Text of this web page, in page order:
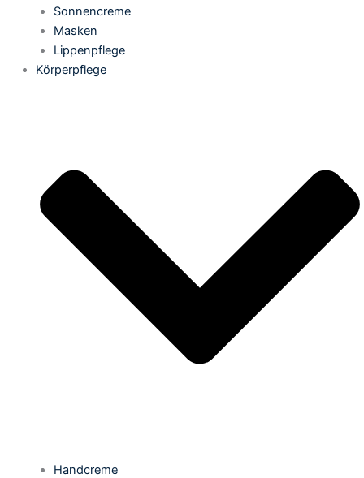
Sonnencreme
Masken
Lippenpflege
Körperpflege
Handcreme